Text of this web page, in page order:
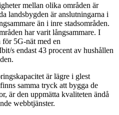
mellan olika områden är
landsbygden är anslutningarna i
än i inre stadsområden.
har varit långsammare. I
för 5G-nät med en
s endast 43 procent av hushållen
är lägre i glest
samma tryck att bygga de
är den uppmätta kvaliteten ändå
webbtjänster.